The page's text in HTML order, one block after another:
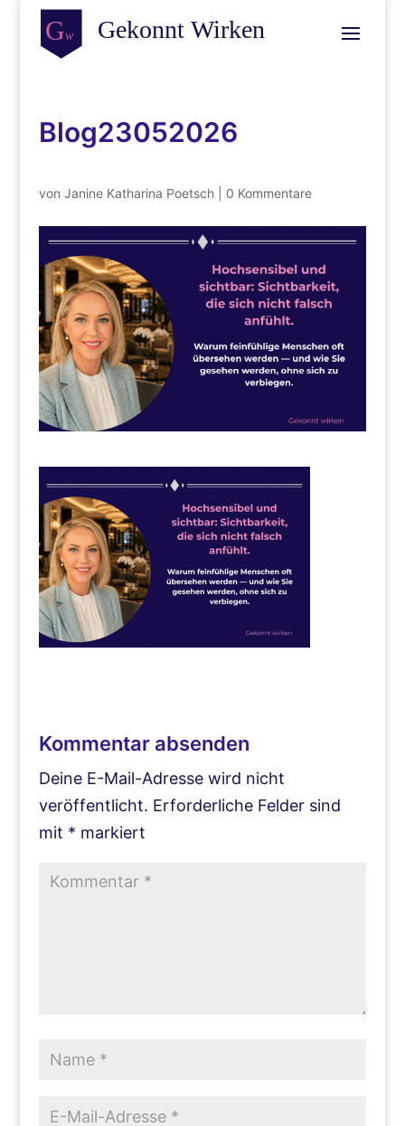
Blog23052026
von Janine Katharina Poetsch| 0 Kommentare
Kommentar absenden
Deine E-Mail-Adresse wird nicht
veröffentlicht. Erforderliche Felder sind
mit * markiert